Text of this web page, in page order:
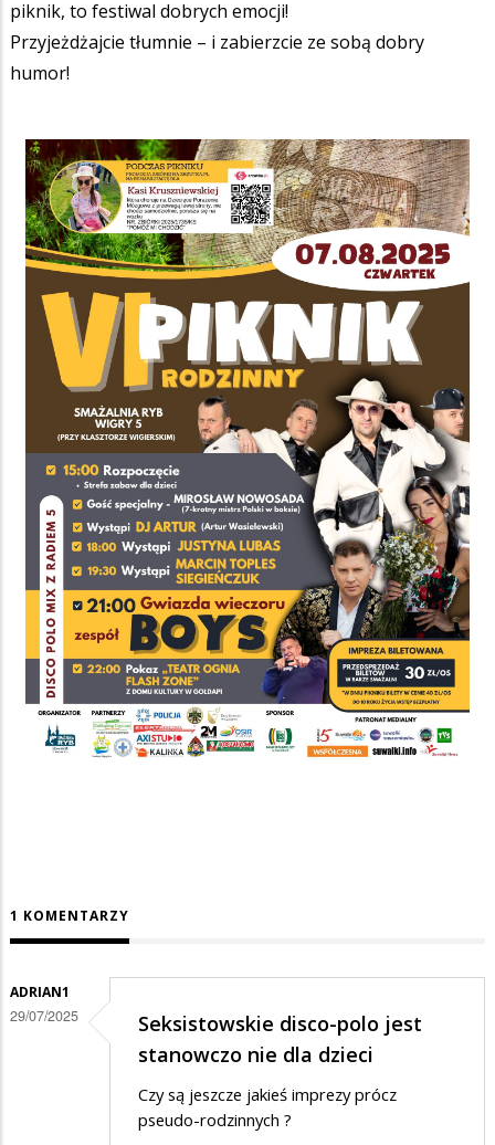
piknik, to festiwal dobrych emocji!
Przyjeżdżajcie tłumnie – i zabierzcie ze sobą dobry
humor!
1 KOMENTARZY
ADRIAN1
29/07/2025
Seksistowskie disco-polo jest
stanowczo nie dla dzieci
Czy są jeszcze jakieś imprezy prócz
pseudo-rodzinnych ?